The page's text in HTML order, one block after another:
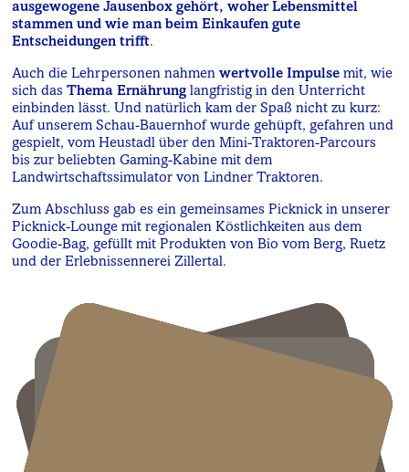
ausgewogene Jausenbox gehört, woher Lebensmittel
stammen und wie man beim Einkaufen gute
Entscheidungen trifft.
Auch die Lehrpersonen nahmen wertvolle Impulsemit, wie
sich das Thema Ernährunglangfristig in den Unterricht
einbinden lässt. Und natürlich kam der Spaß nicht zu kurz:
Auf unserem Schau-Bauernhof wurde gehüpft, gefahren und
gespielt, vom Heustadl über den Mini-Traktoren-Parcours
bis zur beliebten Gaming-Kabine mit dem
Landwirtschaftssimulator von Lindner Traktoren.
Zum Abschluss gab es ein gemeinsames Picknick in unserer
Picknick-Lounge mit regionalen Köstlichkeiten aus dem
Goodie-Bag, gefüllt mit Produkten von Bio vom Berg, Ruetz
und der Erlebnissennerei Zillertal.